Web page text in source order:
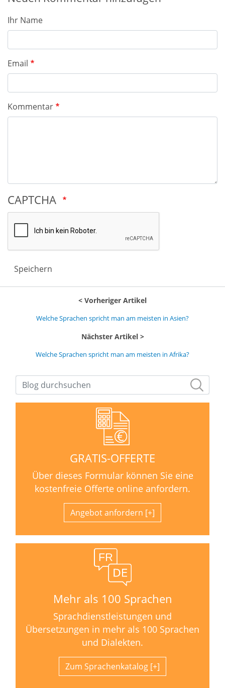
Ihr Name
Email
Kommentar
CAPTCHA
Speichern
Vorheriger Artikel
Welche Sprachen spricht man am meisten in Asien?
Nächster Artikel
Welche Sprachen spricht man am meisten in Afrika?
GRATIS-OFFERTE
Über dieses Formular können Sie eine
kostenfreie Offerte online anfordern.
Angebot anfordern
Mehr als 100 Sprachen
Sprachdienstleistungen und
Übersetzungen in mehr als 100 Sprachen
und Dialekten.
Zum Sprachenkatalog